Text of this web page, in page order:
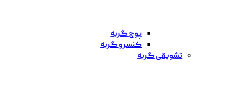
پوچ گربه
کنسرو گربه
تشویقی گربه